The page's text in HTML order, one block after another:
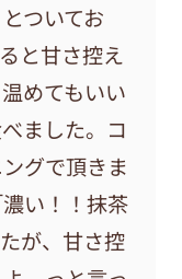
ついてお
と甘さ控え
めてもいい
ました。コ
グで頂きま
い！！抹茶
が、甘さ控